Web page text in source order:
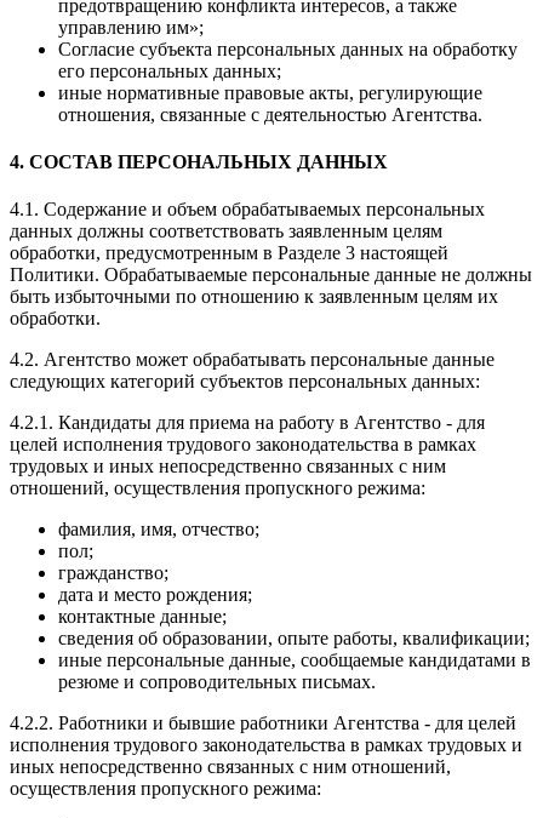
предотвращению конфликта интересов, а также
управлению им»;
Согласие субъекта персональных данных на обработку
его персональных данных;
иные нормативные правовые акты, регулирующие
отношения, связанные с деятельностью Агентства.
4. СОСТАВ ПЕРСОНАЛЬНЫХ ДАННЫХ
4.1. Содержание и объем обрабатываемых персональных
данных должны соответствовать заявленным целям
обработки, предусмотренным в Разделе 3 настоящей
Политики. Обрабатываемые персональные данные не должны
быть избыточными по отношению к заявленным целям их
обработки.
4.2. Агентство может обрабатывать персональные данные
следующих категорий субъектов персональных данных:
4.2.1. Кандидаты для приема на работу в Агентство - для
целей исполнения трудового законодательства в рамках
трудовых и иных непосредственно связанных с ним
отношений, осуществления пропускного режима:
фамилия, имя, отчество;
пол;
гражданство;
дата и место рождения;
контактные данные;
сведения об образовании, опыте работы, квалификации;
иные персональные данные, сообщаемые кандидатами в
резюме и сопроводительных письмах.
4.2.2. Работники и бывшие работники Агентства - для целей
исполнения трудового законодательства в рамках трудовых и
иных непосредственно связанных с ним отношений,
осуществления пропускного режима: